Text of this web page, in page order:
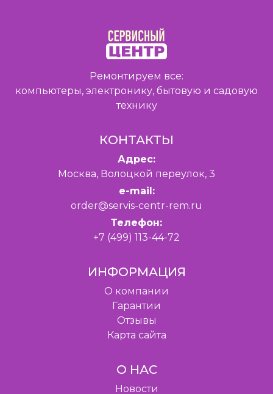
Ремонтируем все:
компьютеры, электронику, бытовую и садовую
технику
КОНТАКТЫ
Адрес:
Москва, Волоцкой переулок, 3
e-mail:
order@servis-centr-rem.ru
Телефон:
+7 (499) 113-44-72
ИНФОРМАЦИЯ
O компании
Гарантии
Отзывы
Карта сайта
О НАС
Новости